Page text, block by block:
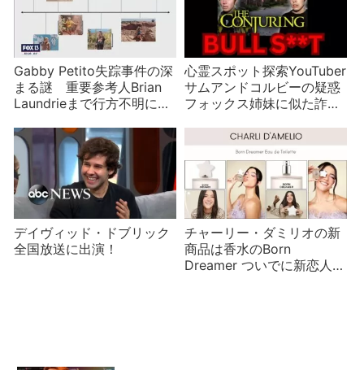
Gabby Petito失踪事件の深
まる謎 重要参考人Brian
Laundrieまで行方不明に
か？
心霊スポット探索YouTuber
サムアンドコルビーの疑惑
フォックス姉妹に似た詐欺
デイヴィッド・ドブリック
全国放送に出演！
チャーリー・ダミリオの新
商品は香水のBorn
Dreamer ついでに新恋人の